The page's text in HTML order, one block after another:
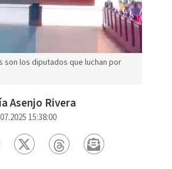
son los diputados que luchan por
Asenjo Rivera
15:38:00